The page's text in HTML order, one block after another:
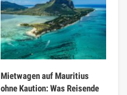
Mietwagen auf Mauritius
ohne Kaution: Was Reisende